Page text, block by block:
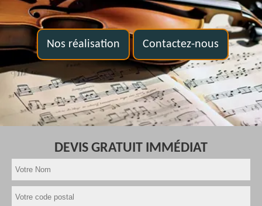
Nos réalisation Contactez-nous
DEVIS GRATUIT IMMÉDIAT